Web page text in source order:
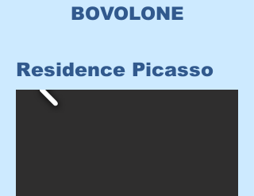
BOVOLONE
Residence Picasso